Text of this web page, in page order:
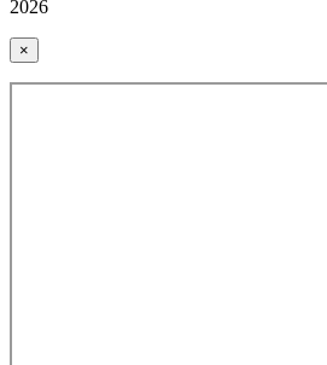
2026
×